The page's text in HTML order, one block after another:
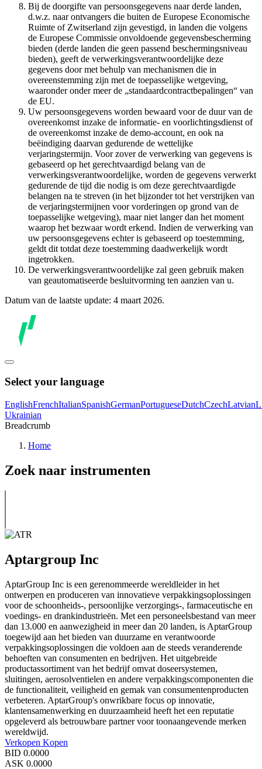
Bij de doorgifte van persoonsgegevens naar derde landen,
d.w.z. naar ontvangers die buiten de Europese Economische
Ruimte of Zwitserland zijn gevestigd, in landen die volgens
de Europese Commissie onvoldoende gegevensbescherming
bieden (derde landen die geen passend beschermingsniveau
bieden), geeft de verwerkingsverantwoordelijke deze
gegevens door met behulp van mechanismen die in
overeenstemming zijn met de toepasselijke wetgeving,
waaronder onder meer de „standaardcontractbepalingen“ van
de EU.
Uw persoonsgegevens worden bewaard voor de duur van de
overeenkomst inzake de informatie- en voorlichtingsdienst of
de overeenkomst inzake de demo-account, en ook na
beëindiging daarvan gedurende de wettelijke
verjaringstermijn. Voor zover de verwerking van gegevens is
gebaseerd op het gerechtvaardigd belang van de
verwerkingsverantwoordelijke, worden de gegevens verwerkt
gedurende de tijd die nodig is om deze gerechtvaardigde
belangen na te streven (in het bijzonder tot het verstrijken van
de verjaringstermijnen voor vorderingen op grond van de
toepasselijke wetgeving), maar niet langer dan het moment
waarop het bezwaar wordt erkend. Indien de verwerking van
uw persoonsgegevens echter is gebaseerd op toestemming,
geldt dit totdat deze toestemming daadwerkelijk wordt
ingetrokken.
De verwerkingsverantwoordelijke zal geen gebruik maken
van geautomatiseerde besluitvorming ten aanzien van u.
Datum van de laatste update: 4 maart 2026.
Select your language
EnglishFrenchItalianSpanishGermanPortugueseDutchCzechLatvian
Ukrainian
Breadcrumb
Home
Zoek naar instrumenten
Aptargroup Inc
AptarGroup Inc is een gerenommeerde wereldleider in het
ontwerpen en produceren van innovatieve verpakkingsoplossingen
voor de schoonheids-, persoonlijke verzorgings-, farmaceutische en
voedings- en drankindustrieën. Met een personeelsbestand van meer
dan 13.000 en aanwezigheid in meer dan 20 landen, is AptarGroup
toegewijd aan het bieden van duurzame en verantwoorde
verpakkingsoplossingen die voldoen aan de steeds veranderende
behoeften van consumenten en bedrijven. Het uitgebreide
productassortiment van het bedrijf omvat doseersystemen,
sluitingen, aerosolventielen en andere verpakkingscomponenten die
de functionaliteit, veiligheid en gemak van consumentenproducten
verbeteren. AptarGroup's onwrikbare focus op innovatie,
klantensamenwerking en duurzaamheid heeft het een reputatie
opgeleverd als betrouwbare partner voor toonaangevende merken
wereldwijd.
Verkopen Kopen
BID 0.0000
ASK 0.0000